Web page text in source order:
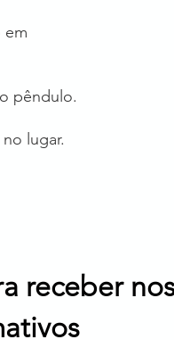
em
pêndulo.
lugar.
receber